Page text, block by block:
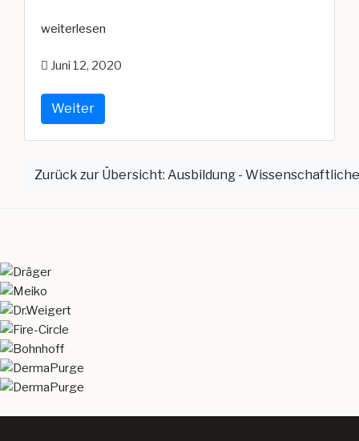
„Literaturübersicht“
weiterlesen
Juni 12, 2020
Weiter
Zurück zur Übersicht: Ausbildung -